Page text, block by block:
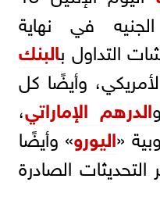
الجنيه في نهاية
التداول بالبنك
وأيضًا كل
والدرهم الإماراتي،
«اليورو» وأيضًا
التحديثات الصادرة